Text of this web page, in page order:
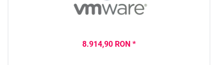
8.914,90 RON *